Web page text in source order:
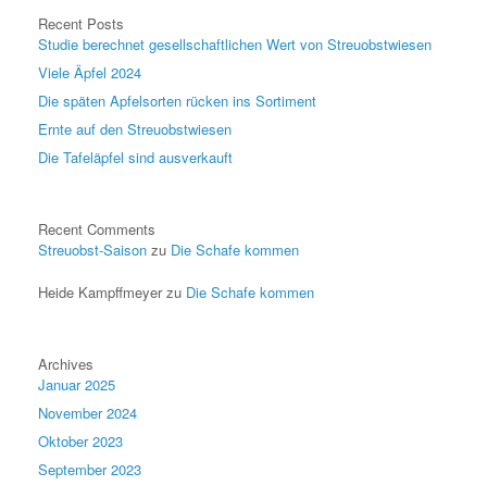
Recent Posts
Studie berechnet gesellschaftlichen Wert von Streuobstwiesen
Viele Äpfel 2024
Die späten Apfelsorten rücken ins Sortiment
Ernte auf den Streuobstwiesen
Die Tafeläpfel sind ausverkauft
Recent Comments
Streuobst-Saison zu Die Schafe kommen
Heide Kampffmeyerzu Die Schafe kommen
Archives
Januar 2025
November 2024
Oktober 2023
September 2023